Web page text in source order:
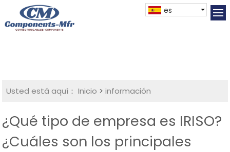
es
Usted está aquí： Inicio >información
¿Qué tipo de empresa es IRISO?
¿Cuáles son los principales